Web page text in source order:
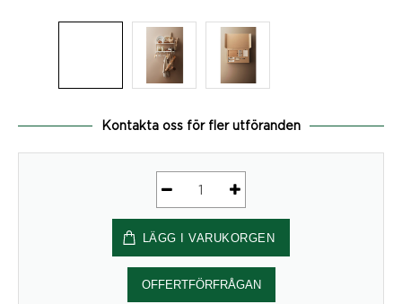
Kontakta oss för fler utföranden
Kitchen
mängd
LÄGG I VARUKORGEN
OFFERTFÖRFRÅGAN